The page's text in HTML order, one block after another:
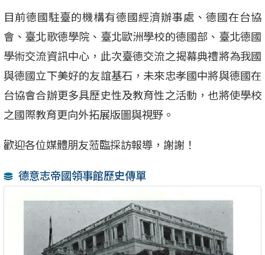
目前德國駐臺的機構有德國經濟辦事處、德國在台協
會、臺北歌德學院、臺北歐洲學校的德國部、臺北德國
學術交流資訊中心，此次臺德交流之揭幕典禮將為我國
與德國立下美好的友誼基石，未來忠孝國中將與德國在
台協會合辦更多具歷史性及教育性之活動，也將使學校
之國際教育更向外拓展版圖與視野。
歡迎各位媒體朋友蒞臨採訪報導，謝謝！
德意志帝國領事館歷史傳單